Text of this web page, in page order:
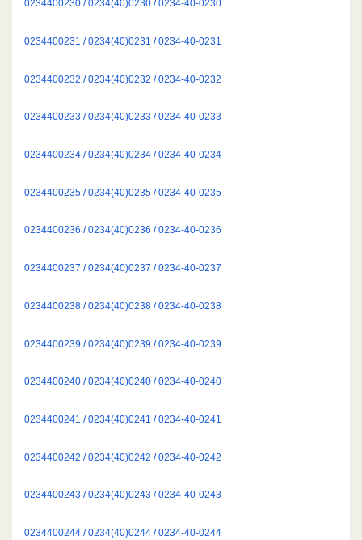
0234400230 / 0234(40)0230 / 0234-40-0230
0234400231 / 0234(40)0231 / 0234-40-0231
0234400232 / 0234(40)0232 / 0234-40-0232
0234400233 / 0234(40)0233 / 0234-40-0233
0234400234 / 0234(40)0234 / 0234-40-0234
0234400235 / 0234(40)0235 / 0234-40-0235
0234400236 / 0234(40)0236 / 0234-40-0236
0234400237 / 0234(40)0237 / 0234-40-0237
0234400238 / 0234(40)0238 / 0234-40-0238
0234400239 / 0234(40)0239 / 0234-40-0239
0234400240 / 0234(40)0240 / 0234-40-0240
0234400241 / 0234(40)0241 / 0234-40-0241
0234400242 / 0234(40)0242 / 0234-40-0242
0234400243 / 0234(40)0243 / 0234-40-0243
0234400244 / 0234(40)0244 / 0234-40-0244